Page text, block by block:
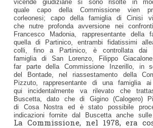
vicende giudiziarie si sono risolte in
quale capo della Commissione vien
corleonesi; capo della famiglia di Cinisi
che nutre profonda avversione nei
Francesco Madonia, rappresentante
quella di Partinico, entrambi fidatissimi
colli, fino a Partinico, è controllata
famiglia di San Lorenzo, Filippo
far parte della Commissione Inzerillo, in
del Bontade, nel riassestamento della
Pizzuto, rappresentante di una famiglia
qui incidentalmente va rilevato che
Buscetta, dato che di Gigino (Calogero)
di Cosa Nostra ed è stato possibile
indicazioni fornite dal Buscetta anche
La Commissione, nel 1978, era